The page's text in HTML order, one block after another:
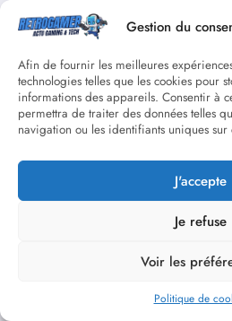
Gestion du
Afin de fournir les meilleures
technologies telles que les cookies pour
informations des appareils. Consentir à
permettra de traiter des données telles
navigation ou les identifiants uniques sur
J'accepte
Je refuse
Voir les
Politique de
ouvrages surLe Bon Coinà des prix
probablement transmis aux prochaines
partie de nous finisse chez les autres
bonheur ? Alors merci du fond du cœur
fais partie.
Pour conclure, cette
ton travail de documentation sont
sont tes projets futurs ? Y a-t-il d’autres
d’autres aspects de l’histoire du jeu